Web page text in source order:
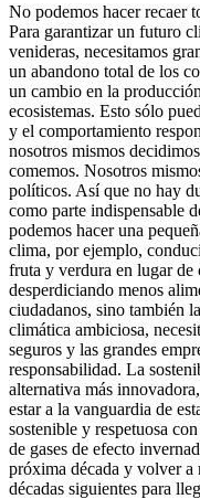
No podemos hacer recaer
Para garantizar un futuro
venideras, necesitamos
un abandono total de los
un cambio en la
ecosistemas. Esto sólo
y el comportamiento
nosotros mismos
comemos. Nosotros
políticos. Así que no hay
como parte indispensable
podemos hacer una
clima, por ejemplo,
fruta y verdura en lugar de
desperdiciando menos
ciudadanos, sino también
climática ambiciosa,
seguros y las grandes
responsabilidad. La
alternativa más
estar a la vanguardia de
sostenible y respetuosa
de gases de efecto
próxima década y volver a
décadas siguientes para